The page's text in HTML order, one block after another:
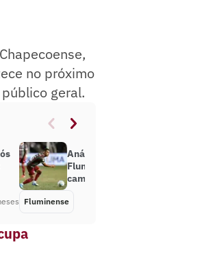
no próximo
geral.
Análise: gramado atrapalha o
Fluminense, mas ausência de
camisa 10 pesa tanto quanto
Fluminense